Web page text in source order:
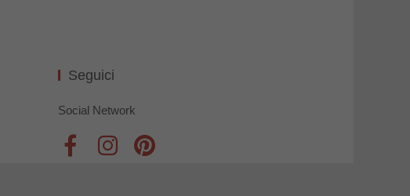
Seguici
Social Network